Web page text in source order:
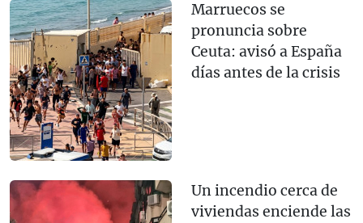
Marruecos se
pronuncia sobre
Ceuta: avisó a España
días antes de la crisis
Un incendio cerca de
viviendas enciende las